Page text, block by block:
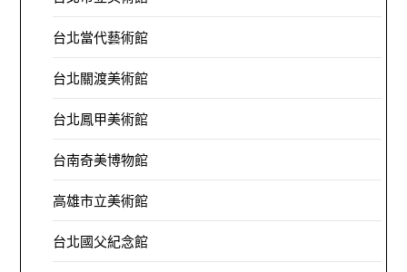
台北當代藝術館
台北關渡美術館
台北鳳甲美術館
台南奇美博物館
高雄市立美術館
台北國父紀念館